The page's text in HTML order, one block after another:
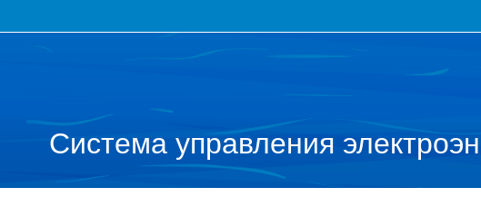
Система управления